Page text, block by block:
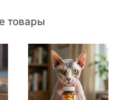
товары